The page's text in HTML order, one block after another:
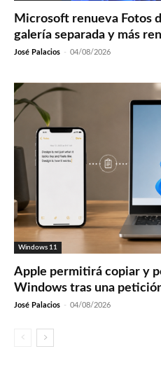
Microsoft renueva Fotos
galería separada y más
José Palacios - 04/08/2026
Windows 11
Apple permitirá copiar y
Windows tras una
José Palacios - 04/08/2026